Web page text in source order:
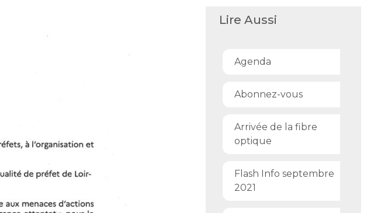
Lire Aussi
Agenda
Abonnez-vous
Arrivée de la fibre
optique
Flash Info septembre
2021